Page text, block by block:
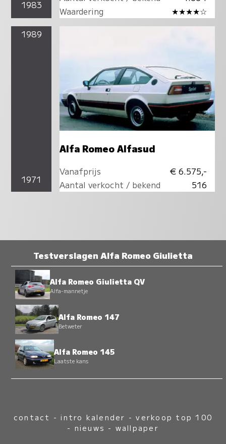
1983
Waardering
★★★★☆
1989
1971
Alfa Romeo Alfasud
Vanafprijs
€ 6.575,-
Aantal verkocht / bekend
516
Testverslagen Alfa Romeo Giulietta
Alfa Romeo Giulietta QV
Alfa-mannetje
Alfa Romeo 147
Betweter
Alfa Romeo 145
Laatste kans
contact -intro kalender -verkoop top 100
- nieuws - wallpaper